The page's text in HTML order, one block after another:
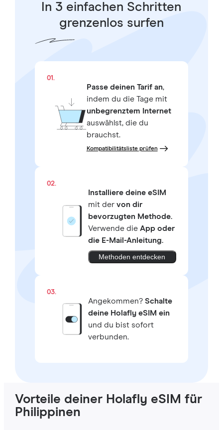
In 3 einfachen Schritten
grenzenlos surfen
01.
Passe deinen Tarif an,
indem du die Tage mit
unbegrenztem Internet
auswählst, die du
brauchst.
Kompatibilitätsliste prüfen
02.
Installiere deine eSIM
mit der von dir
bevorzugten Methode.
Verwende die App oder
die E-Mail-Anleitung.
Methoden entdecken
03.
Angekommen? Schalte
deine Holafly eSIM ein
und du bist sofort
verbunden.
Vorteile deiner Holafly eSIM für
Philippinen